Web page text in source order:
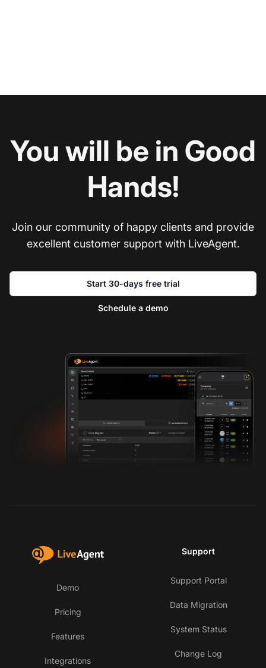
You will be in Good
Hands!
Join our community of happy clients and provide
excellent customer support with LiveAgent.
Start 30-days free trial
Schedule a demo
Demo
Pricing
Features
Integrations
Support
Support Portal
Data Migration
System Status
Change Log